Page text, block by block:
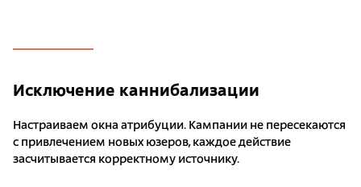
Исключение каннибализации
Настраиваем окна атрибуции. Кампании не пересекаются
с привлечением новых юзеров, каждое действие
засчитывается корректному источнику.